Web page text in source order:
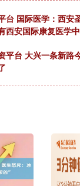
台 国际医学：西安
西安国际康复医学
平台 大兴一条新路